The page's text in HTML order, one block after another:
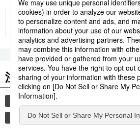
もっと見る
注目のキーワード
共同通信ニュース
地震 熊本地震 熊本